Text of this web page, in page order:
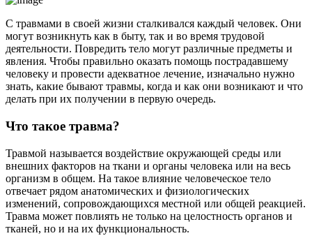
С травмами в своей жизни сталкивался каждый человек. Они
могут возникнуть как в быту, так и во время трудовой
деятельности. Повредить тело могут различные предметы и
явления. Чтобы правильно оказать помощь пострадавшему
человеку и провести адекватное лечение, изначально нужно
знать, какие бывают травмы, когда и как они возникают и что
делать при их получении в первую очередь.
Что такое травма?
Травмой называется воздействие окружающей среды или
внешних факторов на ткани и органы человека или на весь
организм в общем. На такое влияние человеческое тело
отвечает рядом анатомических и физиологических
изменений, сопровождающихся местной или общей реакцией.
Травма может повлиять не только на целостность органов и
тканей, но и на их функциональность.